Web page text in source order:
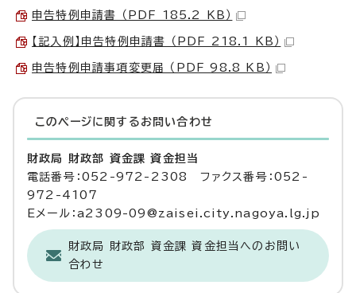
申告特例申請書 （PDF 185.2 KB）
【記入例】申告特例申請書 （PDF 218.1 KB）
申告特例申請事項変更届 （PDF 98.8 KB）
このページに関する お問い合わせ
財政局 財政部 資金課 資金担当
電話番号：052-972-2308 ファクス番号：052-
972-4107
Eメール：a2309-09@zaisei.city.nagoya.lg.jp
財政局 財政部 資金課 資金担当へのお問い
合わせ